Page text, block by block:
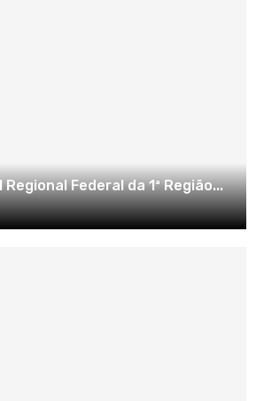
Regional Federal da 1ª Região...